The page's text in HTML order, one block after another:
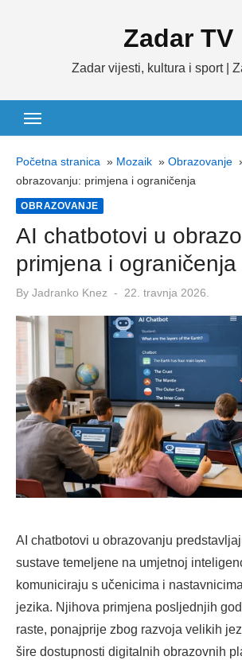
Zadar TV
Zadar vijesti, kultura i sport |
Početna stranica » Mozaik » Obrazovanje
obrazovanju: primjena i ograničenja
OBRAZOVANJE
AI chatbotovi u
primjena i ograničenja
By Jadranko Knez
Posted
22. travnja 2026.
AI chatbotovi u obrazovanju
sustave temeljene na umjetnoj
komuniciraju s učenicima i
jezika. Njihova primjena posljednjih
raste, ponajprije zbog razvoja velikih
šire dostupnosti digitalnih obrazovnih